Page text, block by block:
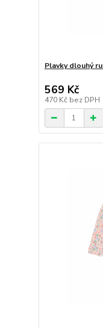
Plavky dlouhý
569 Kč
470 Kč bez DPH